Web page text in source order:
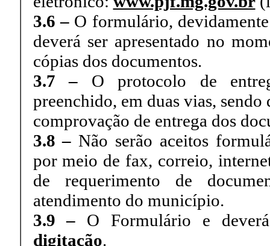
3.6 –O formulário, devidamente
deverá ser apresentado no
cópias dos documentos.
3.7 – O protocolo de
preenchido, em duas vias,
comprovação de entrega dos
3.8 –Não serão aceitos
por meio de fax, correio,
de requerimento de
atendimento do município.
3.9 – O Formulário e
digitação.